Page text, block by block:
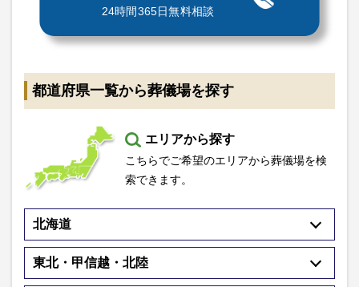
24時間365日無料相談
都道府県一覧から葬儀場を探す
エリアから探す
こちらでご希望のエリアから葬儀場を検
索できます。
北海道
東北・甲信越・北陸